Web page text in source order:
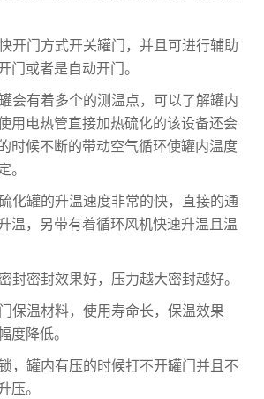
门方式开关罐门，并且可进行辅助
门或者是自动开门。
有着多个的测温点，可以了解罐内
用电热管直接加热硫化的该设备还会
时候不断的带动空气循环使罐内温度
。
罐的升温速度非常的快，直接的通
温，另带有着循环风机快速升温且温
密封效果好，压力越大密封越好。
温材料，使用寿命长，保温效果
度降低。
罐内有压的时候打不开罐门并且不
压。